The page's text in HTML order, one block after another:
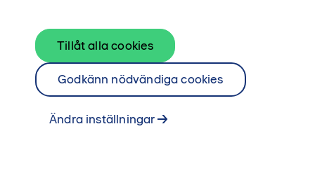
Ändra inställningar
Godkänn nödvändiga cookies
Tillåt alla cookies